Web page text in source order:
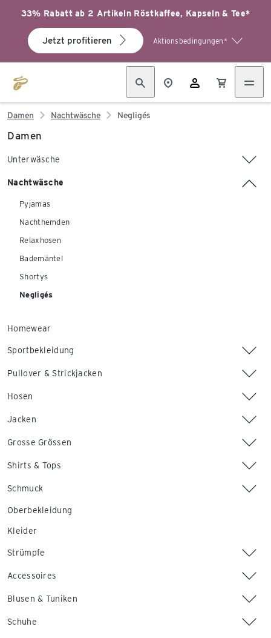
33% Rabatt ab 2 Artikeln Röstkaffee, Kapseln & Tee*
Jetzt profitieren Aktionsbedingungen*
Damen Nachtwäsche Negligés
Damen
Unterwäsche
Nachtwäsche
Pyjamas
Nachthemden
Relaxhosen
Bademäntel
Shortys
Negligés
Homewear
Sportbekleidung
Pullover & Strickjacken
Hosen
Jacken
Grosse Grössen
Shirts & Tops
Schmuck
Oberbekleidung
Kleider
Strümpfe
Accessoires
Blusen & Tuniken
Schuhe